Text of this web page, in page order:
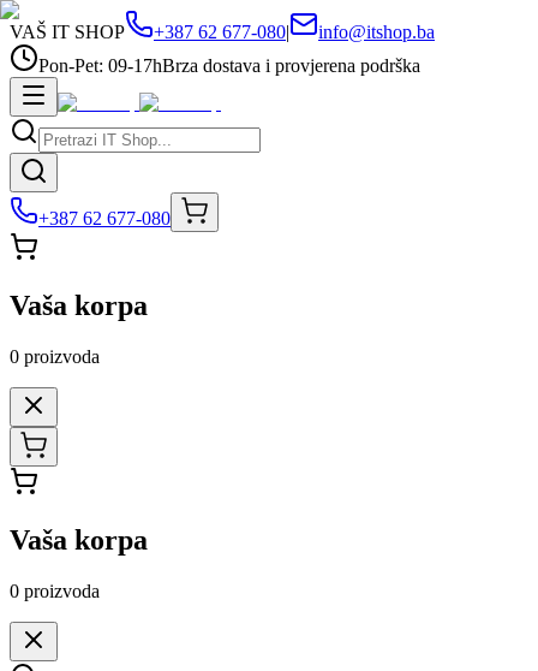
VAŠ IT SHOP +387 62 677-080|
info@itshop.ba
Pon-Pet: 09-17hBrza dostava i provjerena podrška
+387 62 677-080
Vaša korpa
0 proizvoda
Vaša korpa
0 proizvoda